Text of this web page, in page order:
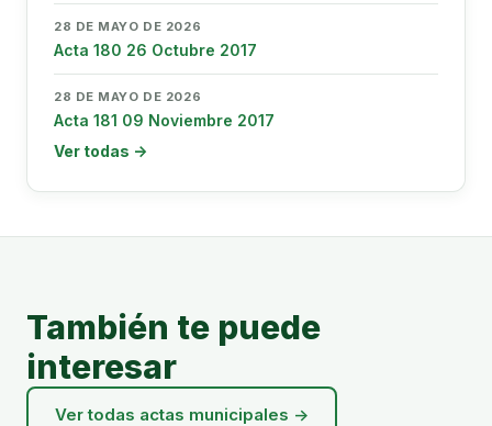
28 DE MAYO DE 2026
Acta 180 26 Octubre 2017
28 DE MAYO DE 2026
Acta 181 09 Noviembre 2017
Ver todas →
También te puede
interesar
Ver todas actas municipales →